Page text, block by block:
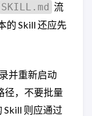
SKILL.md 流
的 Skill 还应先
并重新启动
径，不要批量
Skill 则应通过